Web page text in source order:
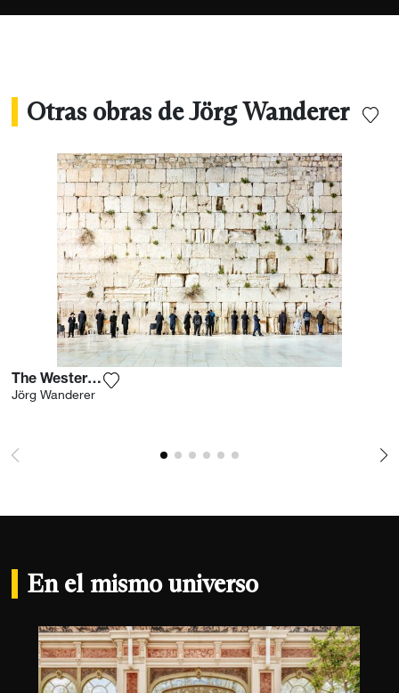
Otras obras de Jörg Wanderer
The Western Wall I
Jörg Wanderer
En el mismo universo